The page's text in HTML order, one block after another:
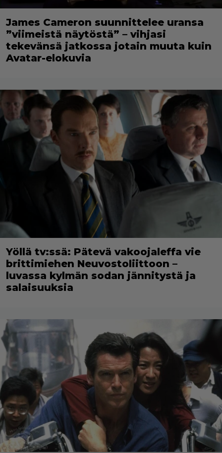
James Cameron suunnittelee uransa
”viimeistä näytöstä” – vihjasi
tekevänsä jatkossa jotain muuta kuin
Avatar-elokuvia
Yöllä tv:ssä: Pätevä vakoojaleffa vie
brittimiehen Neuvostoliittoon –
luvassa kylmän sodan jännitystä ja
salaisuuksia